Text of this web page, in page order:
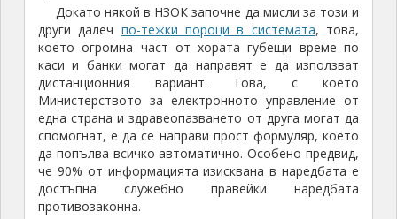
Докато някой в НЗОК започне да мисли за този и
други далеч по-тежки пороци в системата, това,
което огромна част от хората губещи време по
каси и банки могат да направят е да използват
дистанционния вариант. Това, с което
Министерството за електронното управление от
една страна и здравеопазването от друга могат да
спомогнат, е да се направи прост формуляр, което
да попълва всичко автоматично. Особено предвид,
че 90% от информацията изисквана в наредбата е
достъпна служебно правейки наредбата
противозаконна.